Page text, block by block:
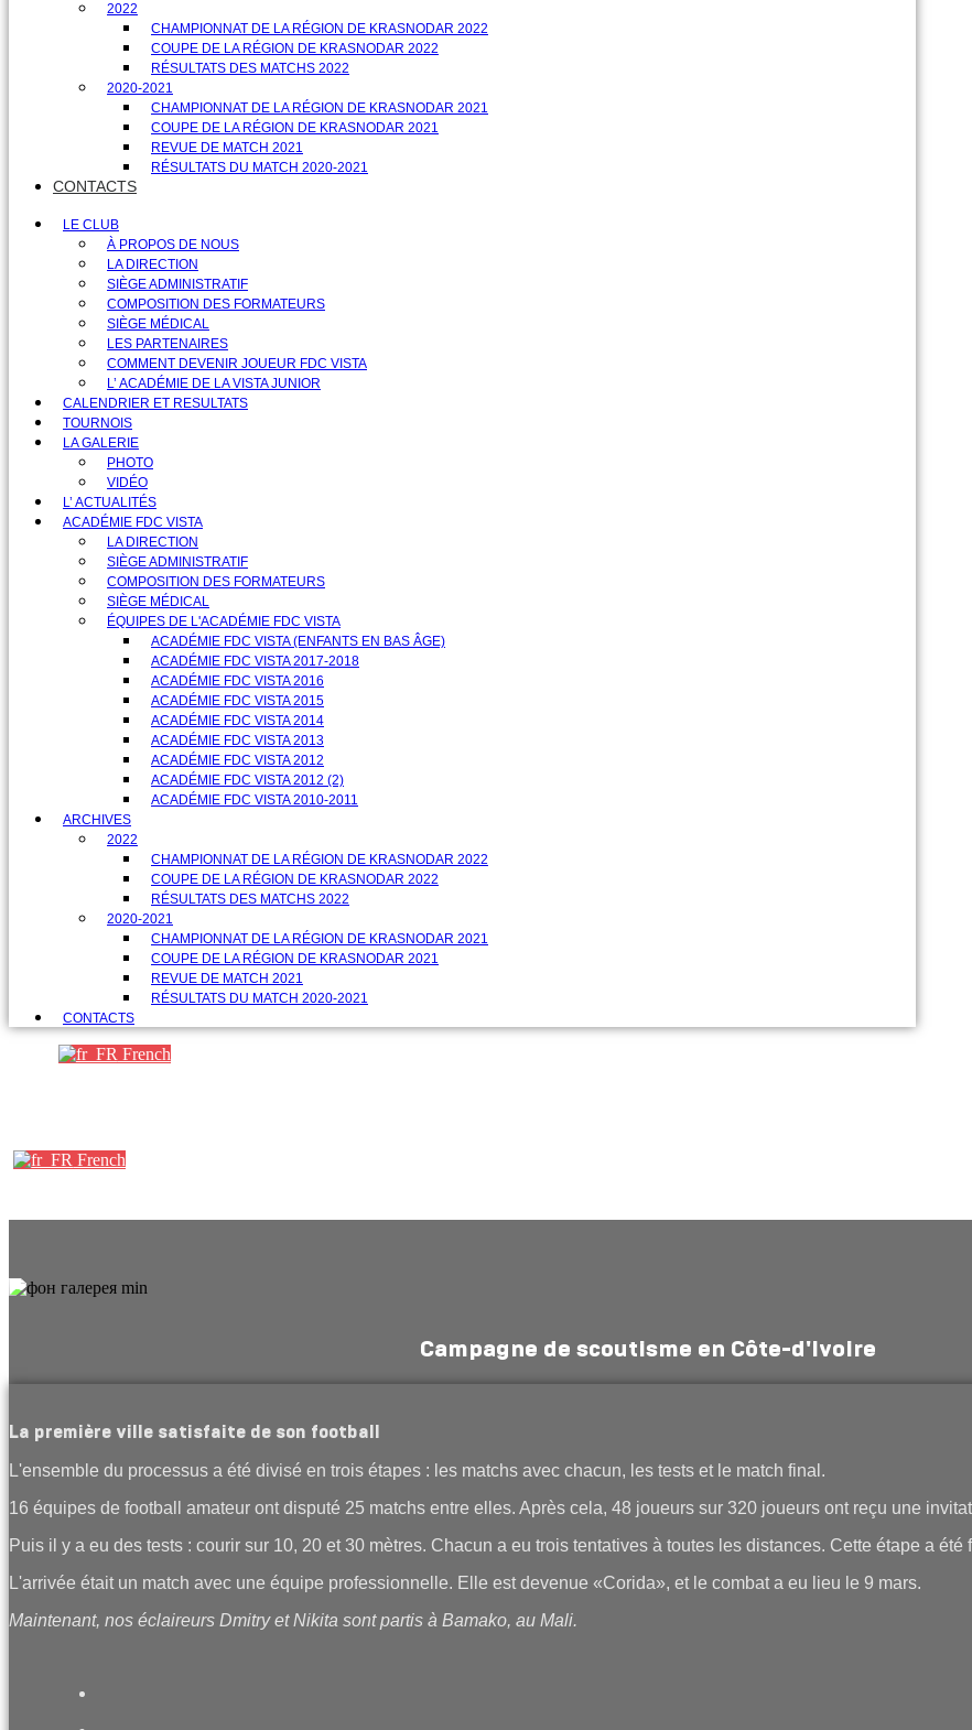
2022
CHAMPIONNAT DE LA RÉGION DE KRASNODAR 2022
COUPE DE LA RÉGION DE KRASNODAR 2022
RÉSULTATS DES MATCHS 2022
2020-2021
CHAMPIONNAT DE LA RÉGION DE KRASNODAR 2021
COUPE DE LA RÉGION DE KRASNODAR 2021
REVUE DE MATCH 2021
RÉSULTATS DU MATCH 2020-2021
CONTACTS
LE CLUB
À PROPOS DE NOUS
LA DIRECTION
SIÈGE ADMINISTRATIF
COMPOSITION DES FORMATEURS
SIÈGE MÉDICAL
LES PARTENAIRES
COMMENT DEVENIR JOUEUR FDC VISTA
L’ ACADÉMIE DE LA VISTA JUNIOR
CALENDRIER ET RESULTATS
TOURNOIS
LA GALERIE
PHOTO
VIDÉO
L’ ACTUALITÉS
ACADÉMIE FDC VISTA
LA DIRECTION
SIÈGE ADMINISTRATIF
COMPOSITION DES FORMATEURS
SIÈGE MÉDICAL
ÉQUIPES DE L'ACADÉMIE FDC VISTA
ACADÉMIE FDC VISTA (ENFANTS EN BAS ÂGE)
ACADÉMIE FDC VISTA 2017-2018
ACADÉMIE FDC VISTA 2016
ACADÉMIE FDC VISTA 2015
ACADÉMIE FDC VISTA 2014
ACADÉMIE FDC VISTA 2013
ACADÉMIE FDC VISTA 2012
ACADÉMIE FDC VISTA 2012 (2)
ACADÉMIE FDC VISTA 2010-2011
ARCHIVES
2022
CHAMPIONNAT DE LA RÉGION DE KRASNODAR 2022
COUPE DE LA RÉGION DE KRASNODAR 2022
RÉSULTATS DES MATCHS 2022
2020-2021
CHAMPIONNAT DE LA RÉGION DE KRASNODAR 2021
COUPE DE LA RÉGION DE KRASNODAR 2021
REVUE DE MATCH 2021
RÉSULTATS DU MATCH 2020-2021
CONTACTS
French
French
Campagne de scoutisme en Côte-d'Ivoire
La première ville satisfaite de son football
L'ensemble du processus a été divisé en trois étapes : les matchs avec chacun, les tests et le match final.
16 équipes de football amateur ont disputé 25 matchs entre elles. Après cela, 48 joueurs sur 320 joueurs ont reçu une
Puis il y a eu des tests : courir sur 10, 20 et 30 mètres. Chacun a eu trois tentatives à toutes les distances. Cette étape a été
L'arrivée était un match avec une équipe professionnelle. Elle est devenue «Corida», et le combat a eu lieu le 9 mars.
Maintenant, nos éclaireurs Dmitry et Nikita sont partis à Bamako, au Mali.